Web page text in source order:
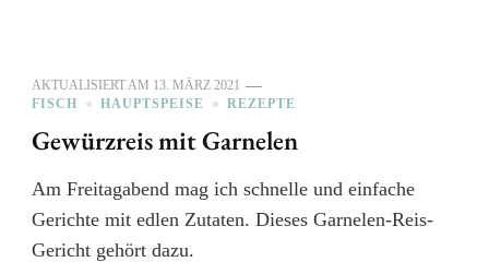
AKTUALISIERT AM 13. MÄRZ 2021
FISCH
HAUPTSPEISE REZEPTE
Gewürzreis mit Garnelen
Am Freitagabend mag ich schnelle und einfache
Gerichte mit edlen Zutaten. Dieses Garnelen-Reis-
Gericht gehört dazu.